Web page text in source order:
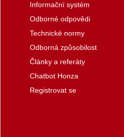
Informační systém
Odborné odpovědi
Technické normy
Odborná způsobilost
Články a referáty
Chatbot Honza
Registrovat se